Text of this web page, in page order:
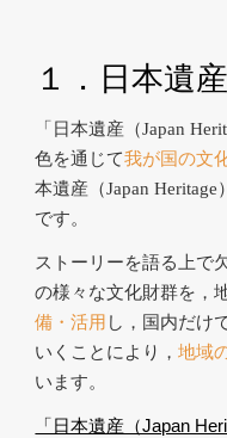
１．日本遺
「日本遺産（Japan
色を通じて我が国の文
本遺産（Japan Heritage
です。
ストーリーを語る上で
の様々な文化財群を，
備・活用 し，国内だけ
いくことにより，地域
います。
「日本遺産（Japan